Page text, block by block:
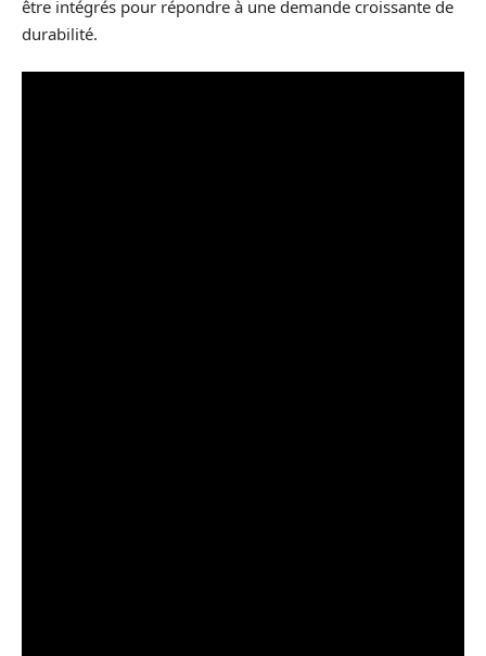
être intégrés pour répondre à une demande croissante de
durabilité.